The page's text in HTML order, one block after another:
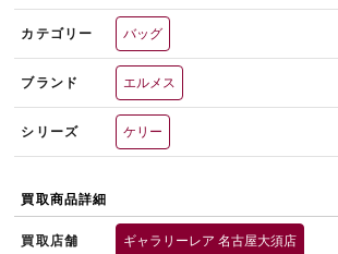
カテゴリー バッグ
ブランド エルメス
シリーズ ケリー
買取商品詳細
買取店舗 ギャラリーレア 名古屋大須店